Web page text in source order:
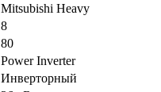
Mitsubishi Heavy
8
80
Power Inverter
Инверторный